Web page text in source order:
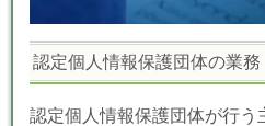
認定個人情報保護団体の業務
認定個人情報保護団体が行う